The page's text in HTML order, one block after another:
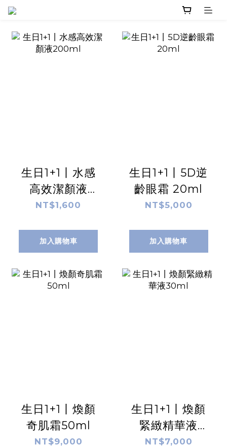
生日1+1丨水感
高效潔顏液
200ml
NT$1,600
加入購物車
生日1+1丨5D逆
齡眼霜 20ml
NT$5,000
加入購物車
生日1+1丨煥顏
奇肌霜50ml
NT$9,000
生日1+1丨煥顏
緊緻精華液
30ml
NT$7,000